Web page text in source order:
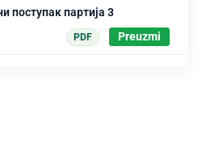
поступак партија 3
PDF Preuzmi